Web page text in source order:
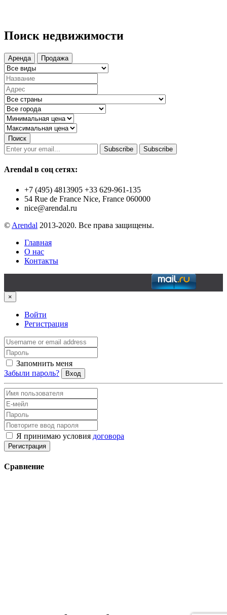
Поиск недвижимости
Аренда Продажа
Поиск
Subscribe
Subscribe
Arendal в соц сетях:
+7 (495) 4813905 +33 629-961-135
54 Rue de France Nice, France 060000
nice@arendal.ru
© Arendal 2013-2020. Все права защищены.
Главная
О нас
Контакты
×
Войти
Регистрация
Запомнить меня
Забыли пароль?
Вход
Я принимаю условия договора
Регистрация
Сравнение